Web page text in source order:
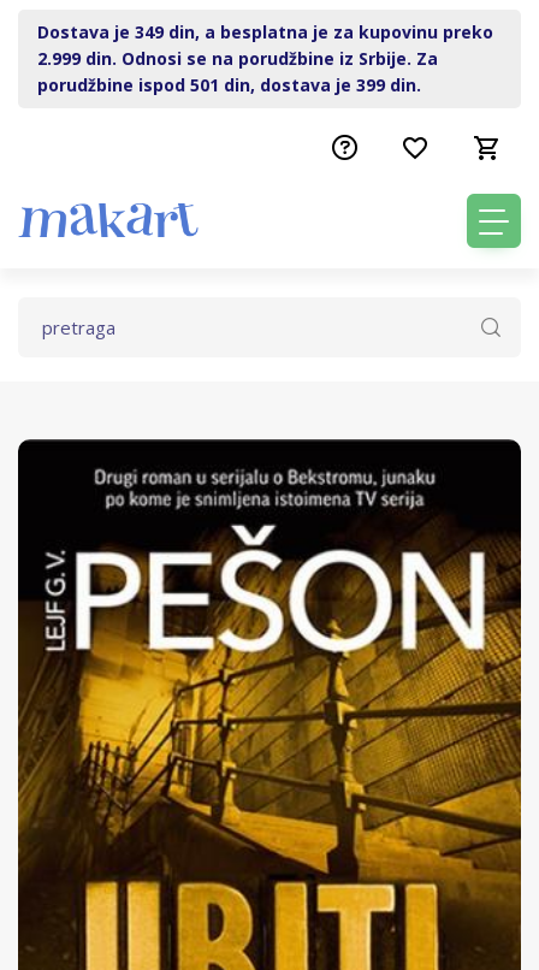
Dostava je 349 din, a besplatna je za kupovinu preko
2.999 din. Odnosi se na porudžbine iz Srbije. Za
porudžbine ispod 501 din, dostava je 399 din.